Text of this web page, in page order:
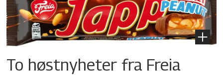
To høstnyheter fra Freia